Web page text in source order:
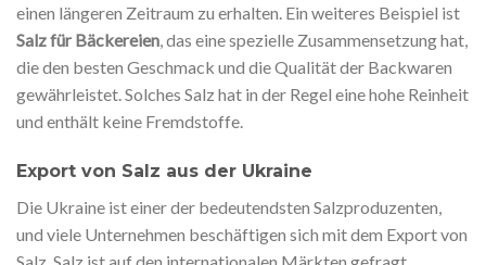
einen längeren Zeitraum zu erhalten. Ein weiteres Beispiel ist
Salz für Bäckereien, das eine spezielle Zusammensetzung hat,
die den besten Geschmack und die Qualität der Backwaren
gewährleistet. Solches Salz hat in der Regel eine hohe Reinheit
und enthält keine Fremdstoffe.
Export von Salz aus der Ukraine
Die Ukraine ist einer der bedeutendsten Salzproduzenten,
und viele Unternehmen beschäftigen sich mit dem Export von
Salz. Salz ist auf den internationalen Märkten gefragt,